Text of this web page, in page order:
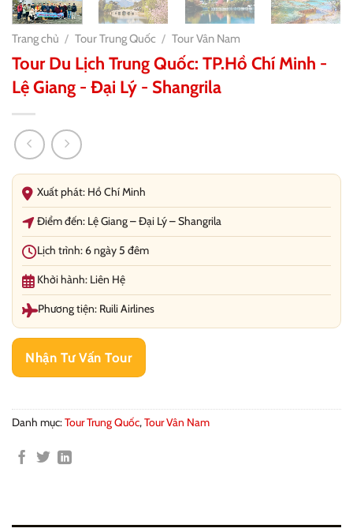
Trang chủ / Tour Trung Quốc / Tour Vân Nam
Tour Du Lịch Trung Quốc: TP.Hồ Chí Minh -
Lệ Giang - Đại Lý - Shangrila
Xuất phát: Hồ Chí Minh
Điểm đến: Lệ Giang – Đại Lý – Shangrila
Lịch trình: 6 ngày 5 đêm
Khởi hành: Liên Hệ
Phương tiện: Ruili Airlines
Nhận Tư Vấn Tour
Danh mục:Tour Trung Quốc,Tour Vân Nam